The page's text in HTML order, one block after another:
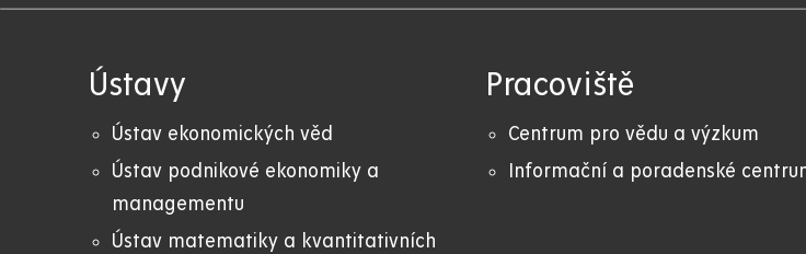
Ústavy
Ústav ekonomických věd
Ústav podnikové ekonomiky a
managementu
Ústav matematiky a kvantitativních
Pracoviště
Centrum pro vědu a výzkum
Informační a poradenské